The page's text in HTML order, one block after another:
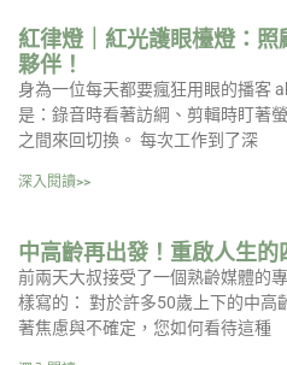
紅律燈｜紅光護眼檯燈：
夥伴！
身為一位每天都要瘋狂用眼的播客
是：錄音時看著訪綱、剪輯時盯著
之間來回切換。 每次工作到了深
深入閱讀>>
中高齡再出發！重啟人生的
前兩天大叔接受了一個熟齡媒體的
樣寫的： 對於許多50歲上下的中高
著焦慮與不確定，您如何看待這種